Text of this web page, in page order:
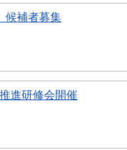
候補者募集
進研修会開催